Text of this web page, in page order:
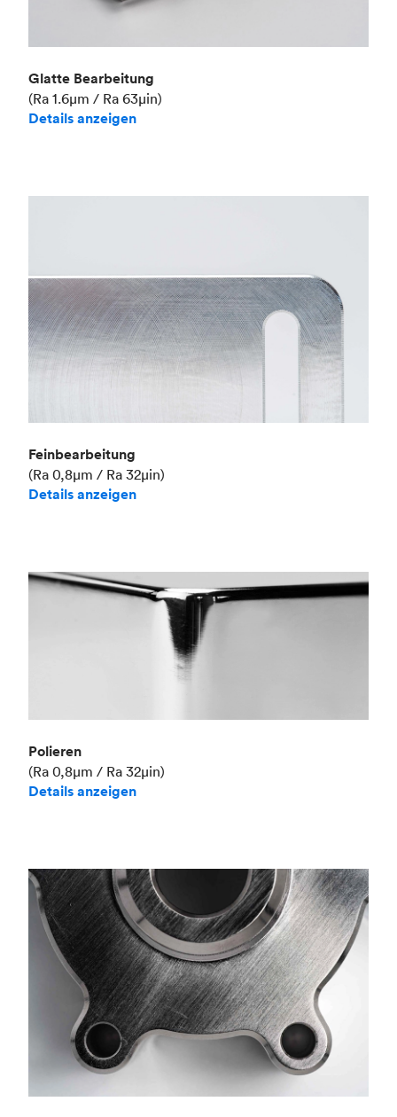
Glatte Bearbeitung
(Ra 1.6μm / Ra 63μin)
Details anzeigen
Feinbearbeitung
(Ra 0,8μm / Ra 32μin)
Details anzeigen
Polieren
(Ra 0,8μm / Ra 32μin)
Details anzeigen